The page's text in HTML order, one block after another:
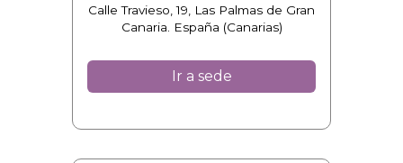
Calle Travieso, 19, Las Palmas de Gran
Canaria. España (Canarias)
Ir a sede